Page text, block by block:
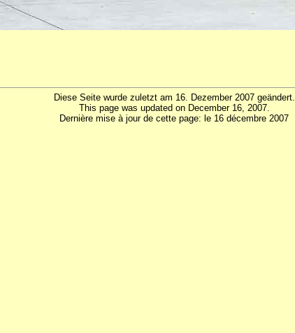
Diese Seite wurde zuletzt am 16. Dezember 2007 geändert.
This page was updated on December 16, 2007.
Dernière mise à jour de cette page: le 16 décembre 2007